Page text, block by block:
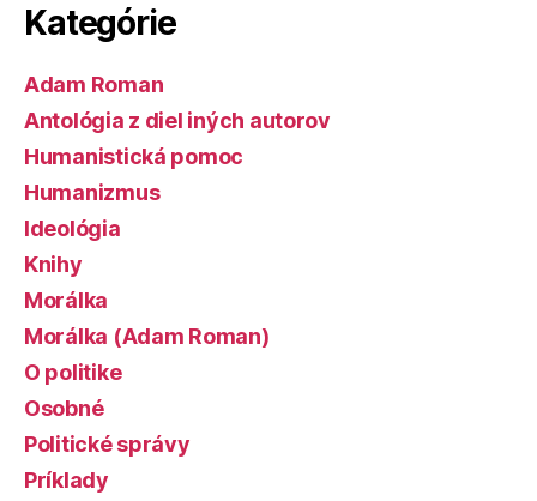
Kategórie
Adam Roman
Antológia z diel iných autorov
Humanistická pomoc
Humanizmus
Ideológia
Knihy
Morálka
Morálka (Adam Roman)
O politike
Osobné
Politické správy
Príklady